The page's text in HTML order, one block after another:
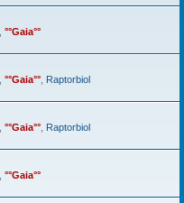
°°Gaia°°
°°Gaia°° Raptorbiol
°°Gaia°° Raptorbiol
°°Gaia°°